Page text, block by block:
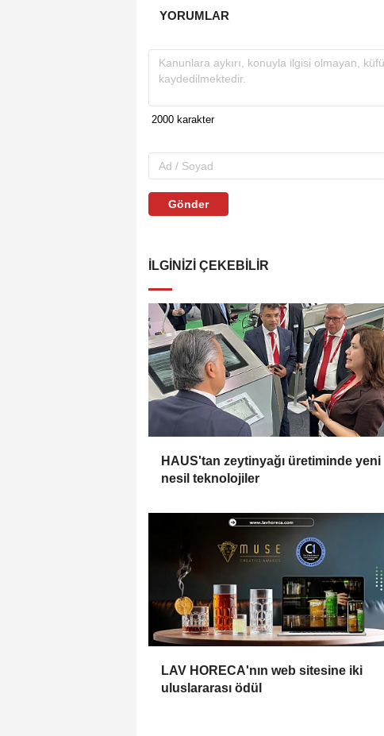
YORUMLAR
Gönder
İLGINIZI ÇEKEBILIR
HAUS'tan zeytinyağı üretiminde yeni
nesil teknolojiler
LAV HORECA'nın web sitesine iki
uluslararası ödül